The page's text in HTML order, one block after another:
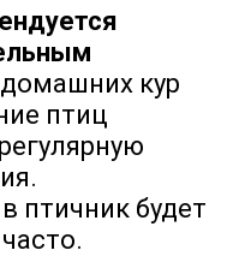
кур
птиц
птичник будет